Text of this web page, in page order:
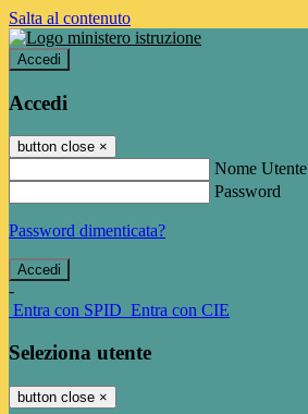
Salta al contenuto
Accedi
Accedi
button close ×
Nome Utente
Password
Password dimenticata?
-
Entra con SPID Entra con CIE
Seleziona utente
button close ×